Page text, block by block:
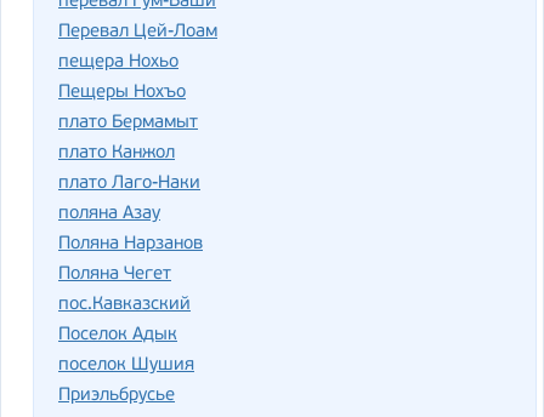
Перевал Цей-Лоам
пещера Нохьо
Пещеры Нохъо
плато Бермамыт
плато Канжол
плато Лаго-Наки
поляна Азау
Поляна Нарзанов
Поляна Чегет
пос.Кавказский
Поселок Адык
поселок Шушия
Приэльбрусье